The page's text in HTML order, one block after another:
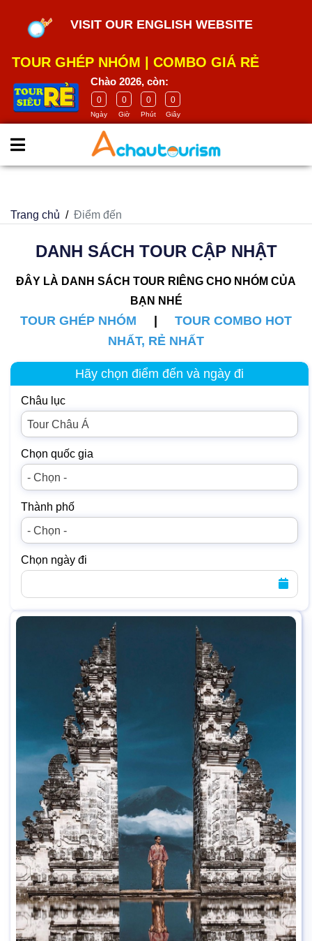
verification=m5E2Wdh9smCITK2H8el2HbH_4GB4-
ASMCWK68H9ia_U
VISIT OUR ENGLISH WEBSITE
TOUR GHÉP NHÓM COMBO GIÁ RẺ
Chào 2026, còn:
0
Ngày
0
Giờ
0
Phút
0
Giây
Trang chủ Điểm đến
DANH SÁCH TOUR CẬP NHẬT
ĐÂY LÀ DANH SÁCH TOUR RIÊNG CHO NHÓM CỦA
BẠN NHÉ
TOUR GHÉP NHÓM
TOUR COMBO HOT
NHẤT, RẺ NHẤT
Hãy chọn điểm đến và ngày đi
Châu lục
Tour Châu Á
Chọn quốc gia
- Chọn -
Thành phố
- Chọn -
Chọn ngày đi